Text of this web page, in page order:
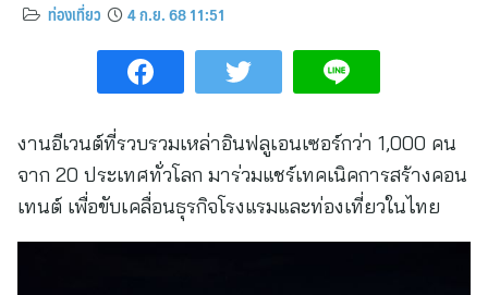
ท่องเที่ยว 4 ก.ย. 68 11:51
งานอีเวนต์ที่รวบรวมเหล่าอินฟลูเอนเซอร์กว่า 1,000 คน
จาก 20 ประเทศทั่วโลก มาร่วมแชร์เทคเนิคการสร้างคอน
เทนต์ เพื่อขับเคลื่อนธุรกิจโรงแรมและท่องเที่ยวในไทย